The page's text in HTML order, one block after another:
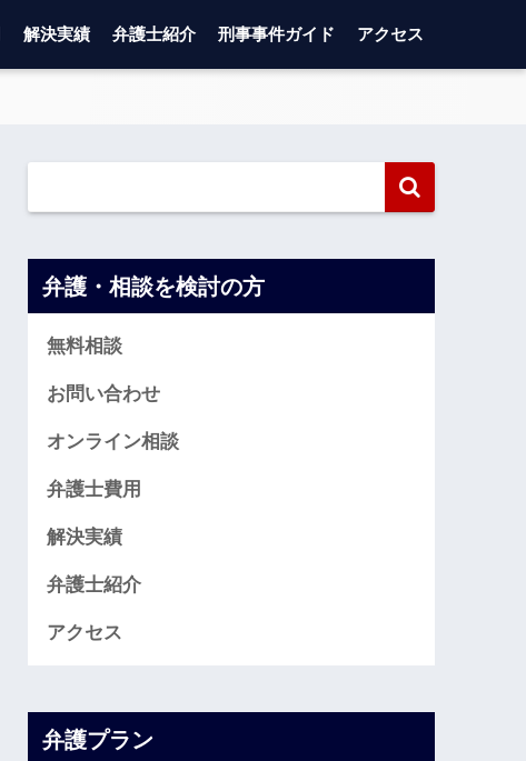
解決実績 弁護士紹介 刑事事件ガイド アクセス
弁護・相談を検討の方
無料相談
お問い合わせ
オンライン相談
弁護士費用
解決実績
弁護士紹介
アクセス
弁護プラン